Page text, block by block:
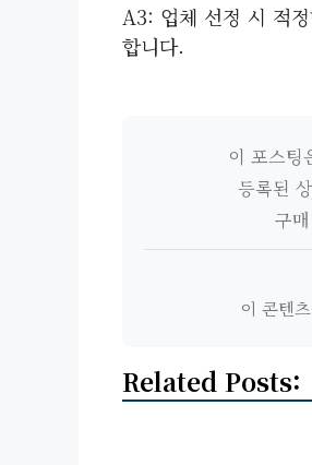
A3: 업체 선정 시 적
합니다.
이 포스팅
등록된
구
이 콘텐
Related Posts: